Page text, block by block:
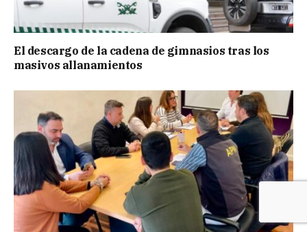
El descargo de la cadena de gimnasios tras los
masivos allanamientos